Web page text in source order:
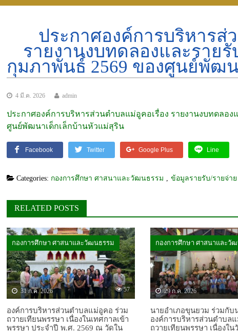
ประกาศองค์การบริหารส่
รายงานงบทดลองและรายรั
กุมภาพันธ์ 2569 ของศูนย์พัฒ
4 มี.ค. 2026 admin
ประกาศองค์การบริหารส่วนตำบลแม่อูคอเรื่อง รายงานงบทดลอง
ศูนย์พัฒนาเด็กเล็กบ้านหัวแม่สุริน
Facebook Twitter Google Plus Line
Categories: กองการศึกษา ศาสนาและวัฒนธรรม , ข้อมูลรายรับ/รายจ่าย
RELATED POSTS
กองการศึกษา ศาสนาและวัฒนธรรม
31 ก.ค. 2026 57
องค์การบริหารส่วนตำบลแม่อูคอ ร่วม
ถวายเทียนพรรษา เนื่องในเทศกาลเข้า
พรรษา ประจำปี พ.ศ. 2569 ณ วัดใน
กองการศึกษา ศาสนาและวั
29 ก.ค. 2026
นายอำเภอขุนยวม ร่วมกับ
องค์การบริหารส่วนตำบล
ถวายเทียนพรรษา เนื่องใน